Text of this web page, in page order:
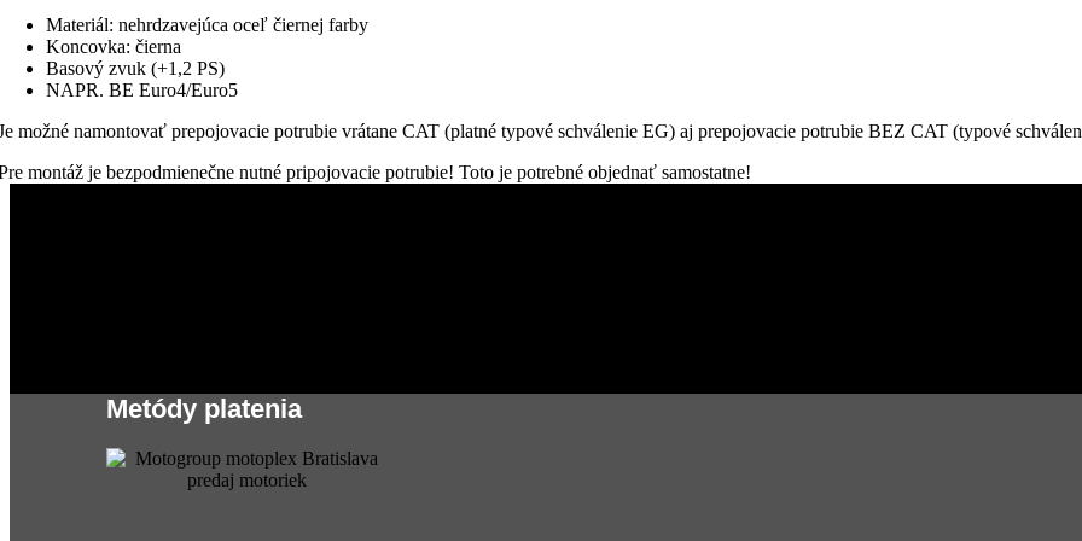
Materiál: nehrdzavejúca oceľ čiernej farby
Koncovka: čierna
Basový zvuk (+1,2 PS)
NAPR. BE Euro4/Euro5
možné namontovať prepojovacie potrubie vrátane CAT (platné typové schválenie EG) aj prepojovacie potrubie BEZ CAT (typové
montáž je bezpodmienečne nutné pripojovacie potrubie! Toto je potrebné objednať samostatne!
Metódy platenia